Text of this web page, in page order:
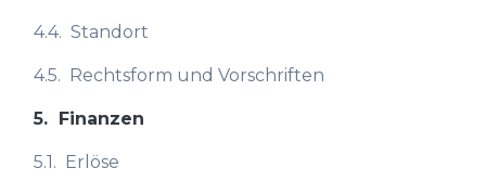
4.4. Standort
4.5. Rechtsform und Vorschriften
5. Finanzen
5.1. Erlöse